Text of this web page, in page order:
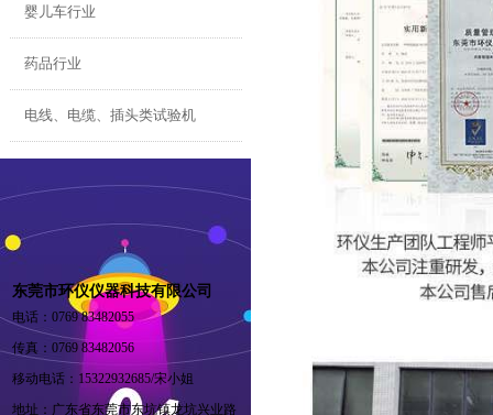
婴儿车行业
药品行业
电线、电缆、插头类试验机
东莞市环仪仪器科技有限公司
电话：0769 83482055
传真：0769 83482056
移动电话：15322932685/宋小姐
地址：广东省东莞市东坑镇龙坑兴业路